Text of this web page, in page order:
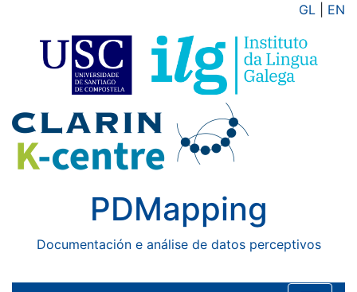
GL EN
PDMapping
Documentación e análise de datos perceptivos